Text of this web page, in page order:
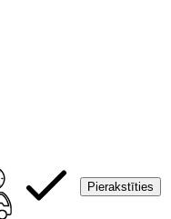
Pierakstīties